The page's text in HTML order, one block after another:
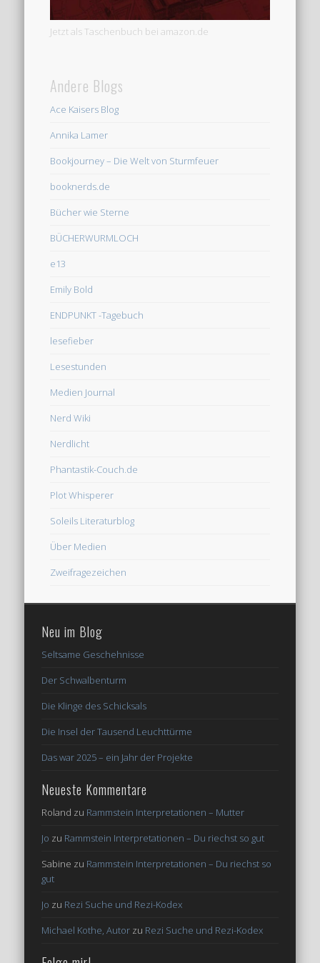
Jetzt als Taschenbuch bei amazon.de
Andere Blogs
Ace Kaisers Blog
Annika Lamer
Bookjourney – Die Welt von Sturmfeuer
booknerds.de
Bücher wie Sterne
BÜCHERWURMLOCH
e13
Emily Bold
ENDPUNKT -Tagebuch
lesefieber
Lesestunden
Medien Journal
Nerd Wiki
Nerdlicht
Phantastik-Couch.de
Plot Whisperer
Soleils Literaturblog
Über Medien
Zweifragezeichen
Neu im Blog
Seltsame Geschehnisse
Der Schwalbenturm
Die Klinge des Schicksals
Die Insel der Tausend Leuchttürme
Das war 2025 – ein Jahr der Projekte
Neueste Kommentare
Roland zu Rammstein Interpretationen – Mutter
Jo zu Rammstein Interpretationen – Du riechst so gut
Sabine zu Rammstein Interpretationen – Du riechst so
gut
Jo zu Rezi Suche und Rezi-Kodex
Michael Kothe, Autor zu Rezi Suche und Rezi-Kodex